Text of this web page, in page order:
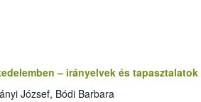
– irányelvek és tapasztalatok
József, Bódi Barbara